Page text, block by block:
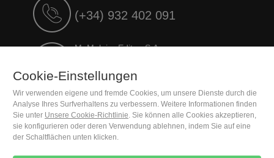
(+34) 932 402 091
M. Moleiro Editor, S.A.
E08021 Barcelona (Spain)
Cookie-Einstellungen
Wir verwenden eigene und fremde Cookies, um unsere Dienste durch die
Analyse Ihres Surfverhaltens zu verbessern. Weitere Informationen finden
Sie unter Unsere Cookie-Richtlinie. Sie können alle Cookies akzeptieren,
sie konfigurieren oder deren Verwendung ablehnen, indem Sie auf eine
der Schaltflächen unten klicken.